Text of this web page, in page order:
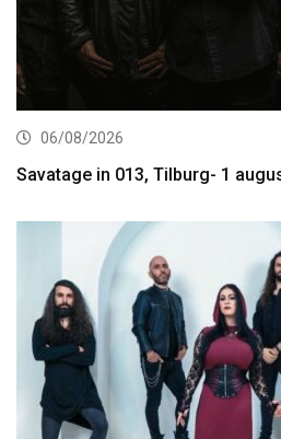
06/08/2026
Savatage in 013, Tilburg- 1